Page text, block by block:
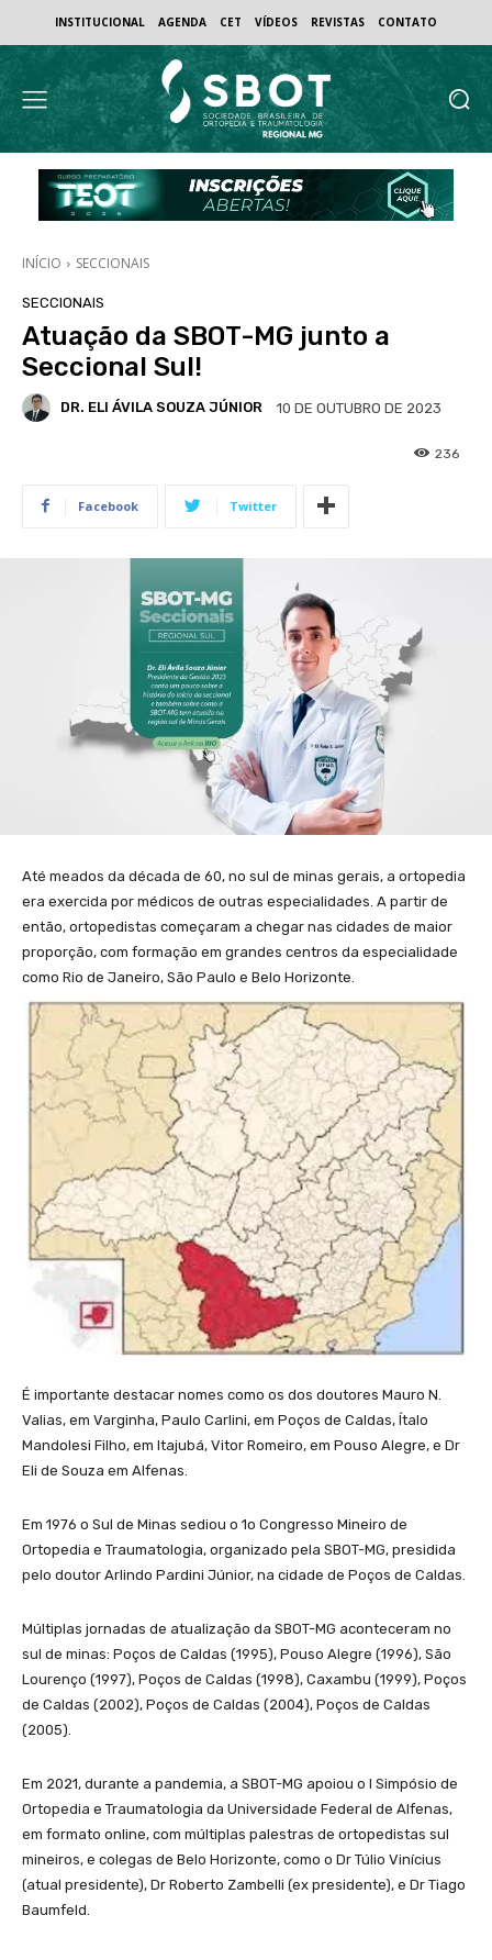
INSTITUCIONAL AGENDA CET VÍDEOS REVISTAS CONTATO
INÍCIO SECCIONAIS
SECCIONAIS
Atuação da SBOT-MG junto a
Seccional Sul!
DR. ELI ÁVILA SOUZA JÚNIOR 10 DE OUTUBRO DE 2023
236
Facebook Twitter
Até meados da década de 60, no sul de minas gerais, a ortopedia
era exercida por médicos de outras especialidades. A partir de
então, ortopedistas começaram a chegar nas cidades de maior
proporção, com formação em grandes centros da especialidade
como Rio de Janeiro, São Paulo e Belo Horizonte.
É importante destacar nomes como os dos doutores Mauro N.
Valias, em Varginha, Paulo Carlini, em Poços de Caldas, Ítalo
Mandolesi Filho, em Itajubá, Vitor Romeiro, em Pouso Alegre, e Dr
Eli de Souza em Alfenas.
Em 1976 o Sul de Minas sediou o 1o Congresso Mineiro de
Ortopedia e Traumatologia, organizado pela SBOT-MG, presidida
pelo doutor Arlindo Pardini Júnior, na cidade de Poços de Caldas.
Múltiplas jornadas de atualização da SBOT-MG aconteceram no
sul de minas: Poços de Caldas (1995), Pouso Alegre (1996), São
Lourenço (1997), Poços de Caldas (1998), Caxambu (1999), Poços
de Caldas (2002), Poços de Caldas (2004), Poços de Caldas
(2005).
Em 2021, durante a pandemia, a SBOT-MG apoiou o I Simpósio de
Ortopedia e Traumatologia da Universidade Federal de Alfenas,
em formato online, com múltiplas palestras de ortopedistas sul
mineiros, e colegas de Belo Horizonte, como o Dr Túlio Vinícius
(atual presidente), Dr Roberto Zambelli (ex presidente), e Dr Tiago
Baumfeld.